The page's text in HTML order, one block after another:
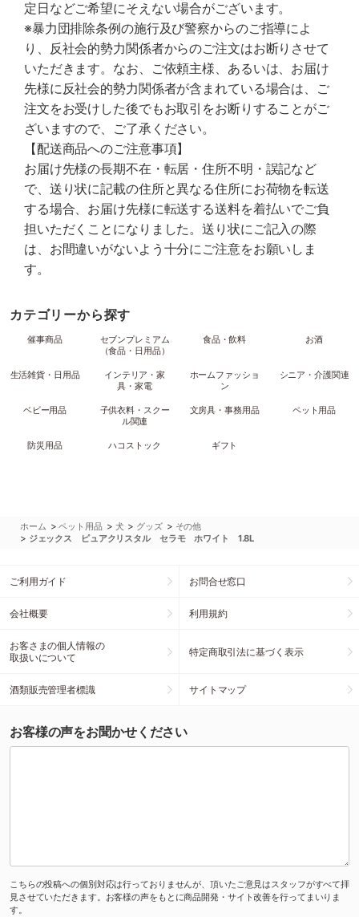
定日などご希望にそえない場合がございます。
※暴力団排除条例の施行及び警察からのご指導によ
り、反社会的勢力関係者からのご注文はお断りさせて
いただきます。なお、ご依頼主様、あるいは、お届け
先様に反社会的勢力関係者が含まれている場合は、ご
注文をお受けした後でもお取引をお断りすることがご
ざいますので、ご了承ください。
【配送商品へのご注意事項】
お届け先様の長期不在・転居・住所不明・誤記など
で、送り状に記載の住所と異なる住所にお荷物を転送
する場合、お届け先様に転送する送料を着払いでご負
担いただくことになりました。送り状にご記入の際
は、お間違いがないよう十分にご注意をお願いしま
す。
カテゴリーから探す
催事商品
セブンプレミアム
（食品・日用品）
食品・飲料 お酒
生活雑貨・日用品
インテリア・家
具・家電
ホームファッショ
ン
シニア・介護関連
ベビー用品
子供衣料・スクー
ル関連
文房具・事務用品 ペット用品
防災用品 ハコストック ギフト
ホーム >ペット用品 > 犬 > グッズ > その他
> ジェックス ピュアクリスタル セラモ ホワイト 1.8L
ご利用ガイド お問合せ窓口
会社概要 利用規約
お客さまの個人情報の
取扱いについて
特定商取引法に基づく表示
酒類販売管理者標識 サイトマップ
お客様の声をお聞かせください
こちらの投稿への個別対応は行っておりませんが、頂いたご意見はスタッフがすべて拝
見させていただきます。お客様の声をもとに商品開発・サイト改善を行ってまいりま
す。